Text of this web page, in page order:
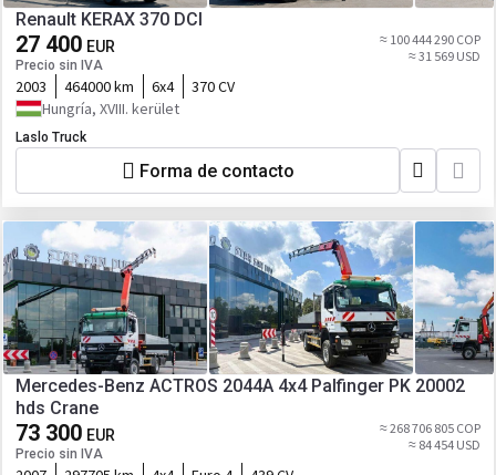
Renault KERAX 370 DCI
27 400 EUR
Precio sin IVA
≈ 100 444 290 COP
≈ 31 569 USD
2003 464000 km 6x4
370 CV
Hungría, XVIII. kerület
Laslo Truck
Forma de contacto
Mercedes-Benz ACTROS 2044A 4x4 Palfinger PK 20002
hds Crane
73 300 EUR
Precio sin IVA
≈ 268 706 805 COP
≈ 84 454 USD